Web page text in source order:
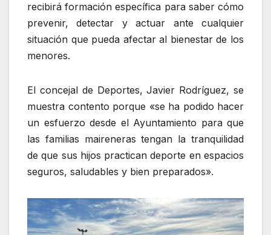
recibirá formación específica para saber cómo
prevenir, detectar y actuar ante cualquier
situación que pueda afectar al bienestar de los
menores.
El concejal de Deportes, Javier Rodríguez, se
muestra contento porque «se ha podido hacer
un esfuerzo desde el Ayuntamiento para que
las familias maireneras tengan la tranquilidad
de que sus hijos practican deporte en espacios
seguros, saludables y bien preparados».